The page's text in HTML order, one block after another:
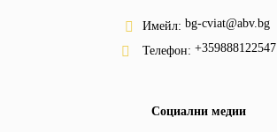
Имейл: bg-cviat@abv.bg
Телефон: +359888122547
Социални медии